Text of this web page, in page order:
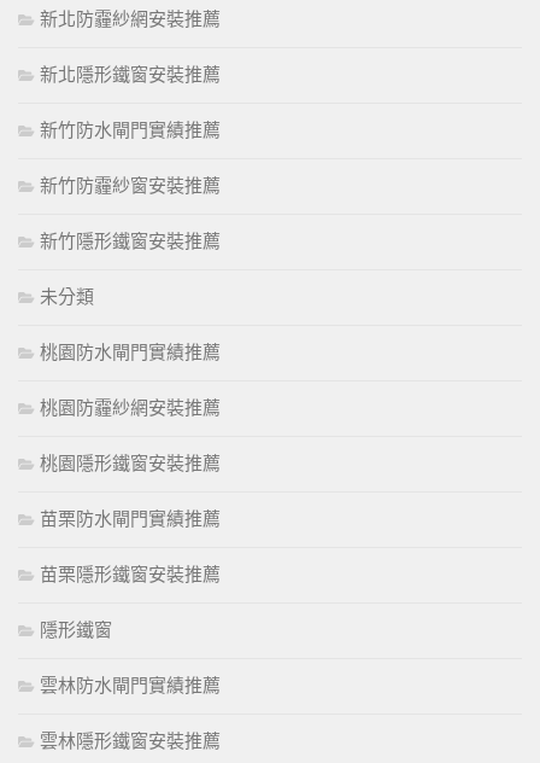
新北防霾紗網安裝推薦
新北隱形鐵窗安裝推薦
新竹防水閘門實績推薦
新竹防霾紗窗安裝推薦
新竹隱形鐵窗安裝推薦
未分類
桃園防水閘門實績推薦
桃園防霾紗網安裝推薦
桃園隱形鐵窗安裝推薦
苗栗防水閘門實績推薦
苗栗隱形鐵窗安裝推薦
隱形鐵窗
雲林防水閘門實績推薦
雲林隱形鐵窗安裝推薦